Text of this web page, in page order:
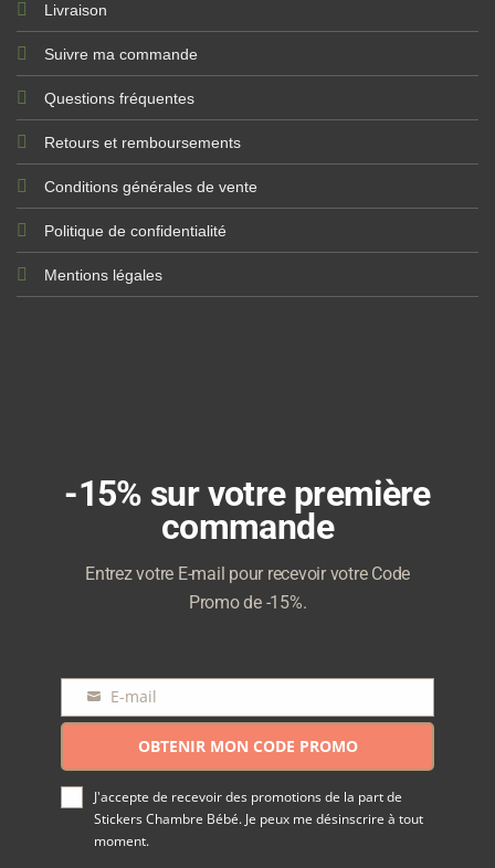
Livraison
Suivre ma commande
Questions fréquentes
Retours et remboursements
Conditions générales de vente
Politique de confidentialité
Mentions légales
-15% sur votre première
commande
Entrez votre E-mail pour recevoir votre Code
Promo de -15%.
mail
E-mail
OBTENIR MON CODE PROMO
J'accepte de recevoir des promotions de la part de
Stickers Chambre Bébé. Je peux me désinscrire à tout
moment.